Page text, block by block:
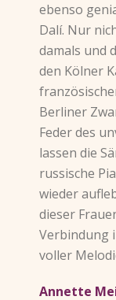
ebenso
Dalí. Nur
damals und
den Kölner
Berliner
Feder des
lassen die
russische
wieder
dieser
Verbindung
voller
Annette